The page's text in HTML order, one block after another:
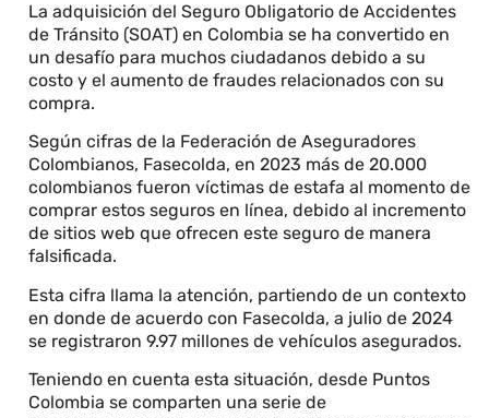
La adquisición del Seguro Obligatorio de Accidentes
de Tránsito (SOAT) en Colombia se ha convertido en
un desafío para muchos ciudadanos debido a su
costo y el aumento de fraudes relacionados con su
compra.
Según cifras de la Federación de Aseguradores
Colombianos, Fasecolda, en 2023 más de 20.000
colombianos fueron víctimas de estafa al momento de
comprar estos seguros en línea, debido al incremento
de sitios web que ofrecen este seguro de manera
falsificada.
Esta cifra llama la atención, partiendo de un contexto
en donde de acuerdo con Fasecolda, a julio de 2024
se registraron 9.97 millones de vehículos asegurados.
Teniendo en cuenta esta situación, desde Puntos
Colombia se comparten una serie de